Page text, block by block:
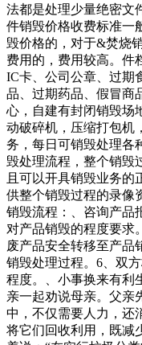
法都是处理少量绝密文
件销毁价格收费标准一
毁价格的，对于&焚烧
费用的，费用较高。件
IC卡、公司公章、过期
品、过期药品、假冒商
心，自建有封闭销毁场
动破碎机，压缩打包机
务，每日可销毁处理各
毁处理流程，整个销毁
且可以开具销毁业务的
供整个销毁过程的录像
销毁流程：、咨询产品
对产品销毁的程度要求
废产品安全转移至产品
销毁处理过程。6、双
程度。、小事换来有利
亲一起劝说母亲。父亲
中，不仅需要人力，还
将它们回收利用，既减